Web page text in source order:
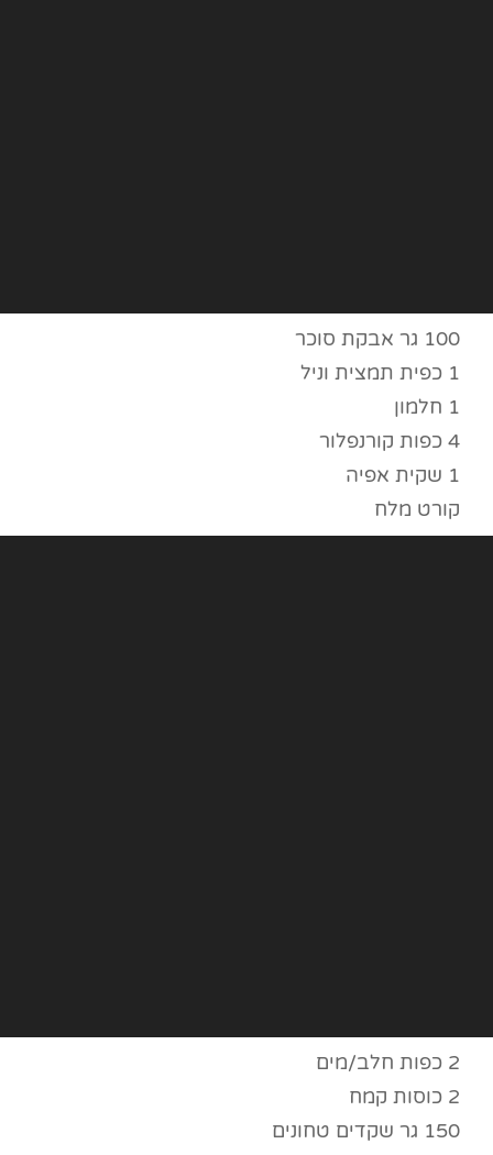
100 גר אבקת סוכר
1 כפית תמצית וניל
1 חלמון
4 כפות קורנפלור
1 שקית אפיה
קורט מלח
2 כפות חלב/מים
2 כוסות קמח
150 גר שקדים טחונים